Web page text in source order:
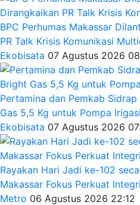
BPC Perhumas Makassar
PR Talk Krisis Komunikasi
Ekobisata 07 Agustus 2026
Pertamina dan Pemkab
Gas 5,5 Kg untuk Pompa
Ekobisata 07 Agustus 2026
Rayakan Hari Jadi ke-102
Makassar Fokus Perkuat
Metro 06 Agustus 2026 22:12